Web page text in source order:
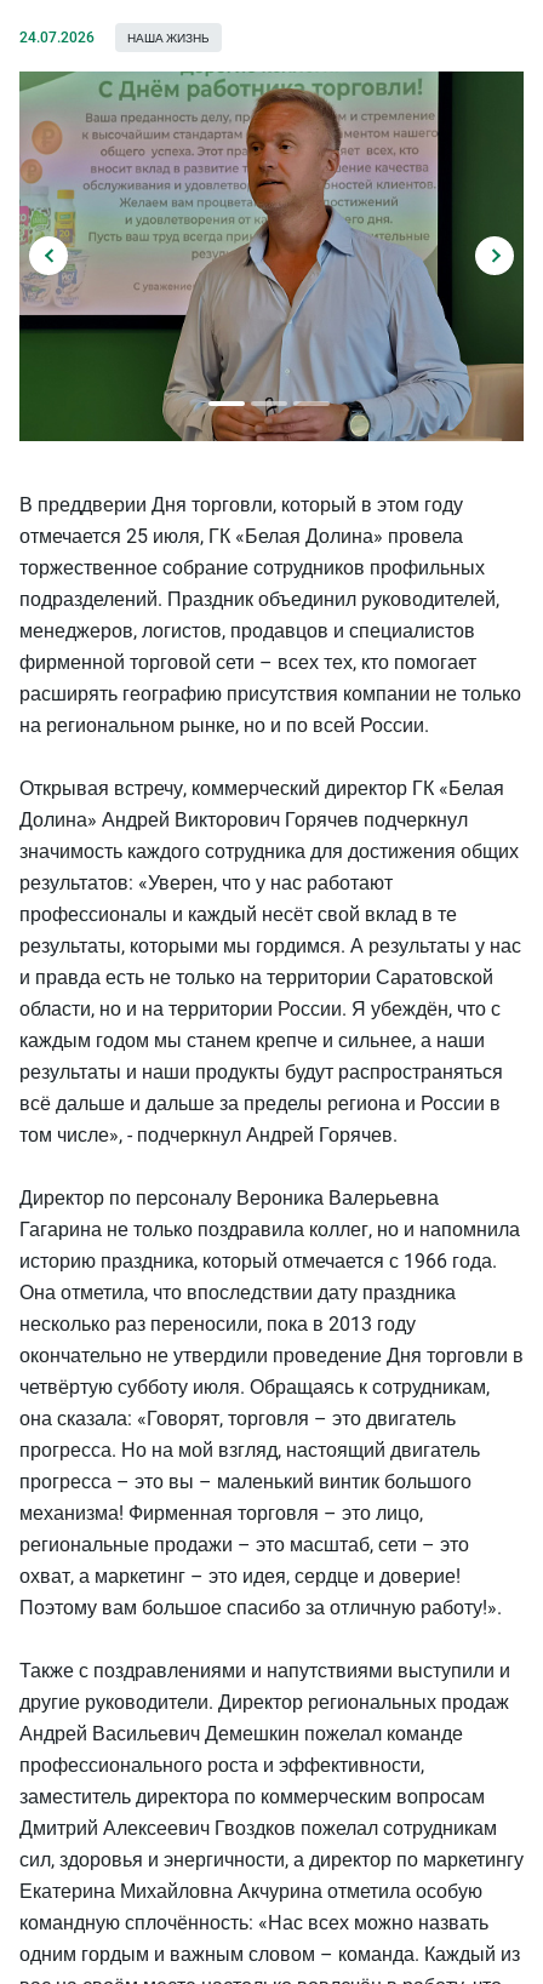
24.07.2026 НАША ЖИЗНЬ
В преддверии Дня торговли, который в этом году
отмечается 25 июля, ГК «Белая Долина» провела
торжественное собрание сотрудников профильных
подразделений. Праздник объединил руководителей,
менеджеров, логистов, продавцов и специалистов
фирменной торговой сети – всех тех, кто помогает
расширять географию присутствия компании не только
на региональном рынке, но и по всей России.
Открывая встречу, коммерческий директор ГК «Белая
Долина» Андрей Викторович Горячев подчеркнул
значимость каждого сотрудника для достижения общих
результатов: «Уверен, что у нас работают
профессионалы и каждый несёт свой вклад в те
результаты, которыми мы гордимся. А результаты у нас
и правда есть не только на территории Саратовской
области, но и на территории России. Я убеждён, что с
каждым годом мы станем крепче и сильнее, а наши
результаты и наши продукты будут распространяться
всё дальше и дальше за пределы региона и России в
том числе», - подчеркнул Андрей Горячев.
Директор по персоналу Вероника Валерьевна
Гагарина не только поздравила коллег, но и напомнила
историю праздника, который отмечается с 1966 года.
Она отметила, что впоследствии дату праздника
несколько раз переносили, пока в 2013 году
окончательно не утвердили проведение Дня торговли в
четвёртую субботу июля. Обращаясь к сотрудникам,
она сказала: «Говорят, торговля – это двигатель
прогресса. Но на мой взгляд, настоящий двигатель
прогресса – это вы – маленький винтик большого
механизма! Фирменная торговля – это лицо,
региональные продажи – это масштаб, сети – это
охват, а маркетинг – это идея, сердце и доверие!
Поэтому вам большое спасибо за отличную работу!».
Также с поздравлениями и напутствиями выступили и
другие руководители. Директор региональных продаж
Андрей Васильевич Демешкин пожелал команде
профессионального роста и эффективности,
заместитель директора по коммерческим вопросам
Дмитрий Алексеевич Гвоздков пожелал сотрудникам
сил, здоровья и энергичности, а директор по маркетингу
Екатерина Михайловна Акчурина отметила особую
командную сплочённость: «Нас всех можно назвать
одним гордым и важным словом – команда. Каждый из